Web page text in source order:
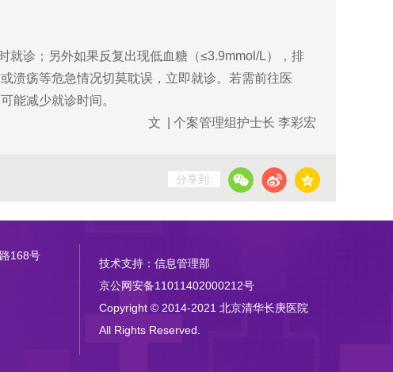
诊；另外如果反复出现低血糖（≤3.9mmol/L），排
溃疡等危急情况切莫耽误，立即就诊。若需前往医
能减少就诊时间。
文 | 个案管理组护士长 李彩宏
分享到:
168号
技术支持：信息管理部
京公网安备11011402000212号
Copyright © 2014-2021 北京清华长庚医院
All Rights Reserved.